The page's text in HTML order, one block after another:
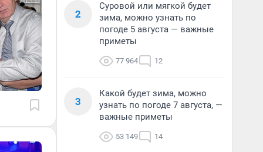
2
Суровой или мягкой будет
зима, можно узнать по
погоде 5 августа — важные
приметы
77 964 12
3
Какой будет зима, можно
узнать по погоде 7 августа, —
важные приметы
53 149 14